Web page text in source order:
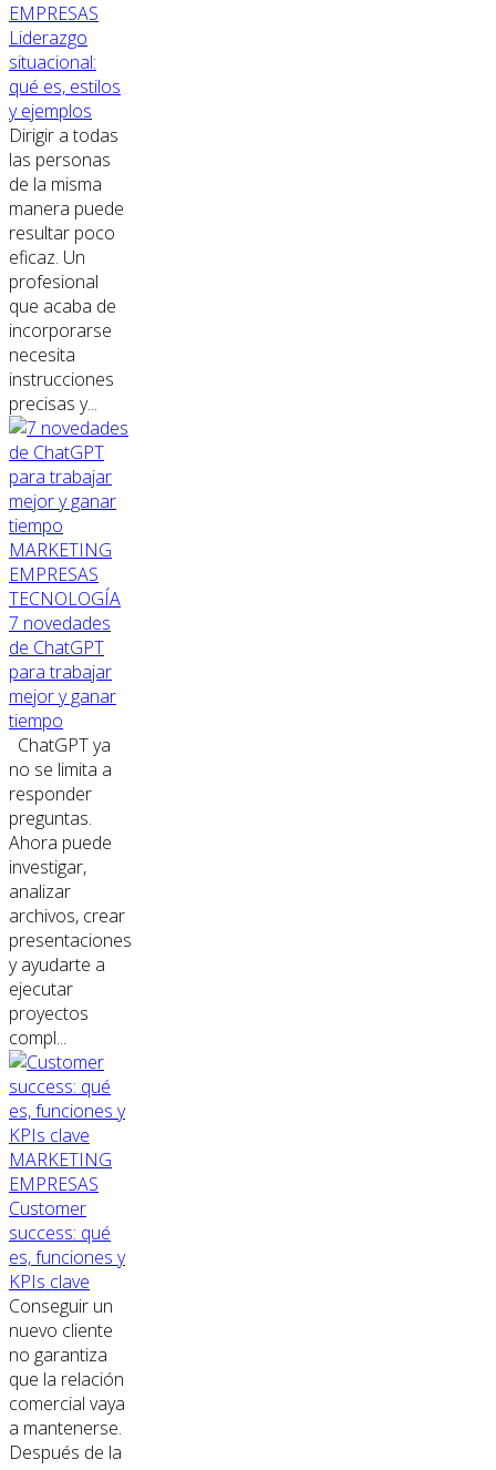
EMPRESAS
Liderazgo
situacional:
qué es, estilos
y ejemplos
Dirigir a todas
las personas
de la misma
manera puede
resultar poco
eficaz. Un
profesional
que acaba de
incorporarse
necesita
instrucciones
precisas y...
MARKETING
EMPRESAS
TECNOLOGÍA
7 novedades
de ChatGPT
para trabajar
mejor y ganar
tiempo
ChatGPT ya
no se limita a
responder
preguntas.
Ahora puede
investigar,
analizar
archivos, crear
presentaciones
y ayudarte a
ejecutar
proyectos
compl...
MARKETING
EMPRESAS
Customer
success: qué
es, funciones y
KPIs clave
Conseguir un
nuevo cliente
no garantiza
que la relación
comercial vaya
a mantenerse.
Después de la